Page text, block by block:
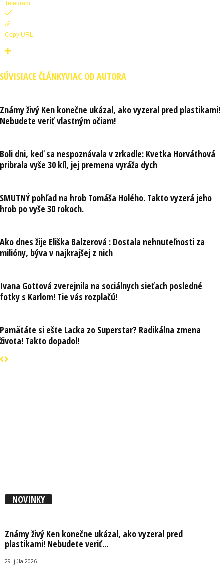
Telegram
Copy URL
SÚVISIACE ČLÁNKYVIAC OD AUTORA
Známy živý Ken konečne ukázal, ako vyzeral pred plastikami!
Nebudete veriť vlastným očiam!
Boli dni, keď sa nespoznávala v zrkadle: Kvetka Horváthová
pribrala vyše 30 kíl, jej premena vyráža dych
SMUTNÝ pohľad na hrob Tomáša Holého. Takto vyzerá jeho
hrob po vyše 30 rokoch.
Ako dnes žije Eliška Balzerová : Dostala nehnuteľnosti za
milióny, býva v najkrajšej z nich
Ivana Gottová zverejnila na sociálnych sieťach posledné
fotky s Karlom! Tie vás rozplačú!
Pamätáte si ešte Lacka zo Superstar? Radikálna zmena
života! Takto dopadol!
NOVINKY
Známy živý Ken konečne ukázal, ako vyzeral pred
plastikami! Nebudete veriť...
29. júla 2026